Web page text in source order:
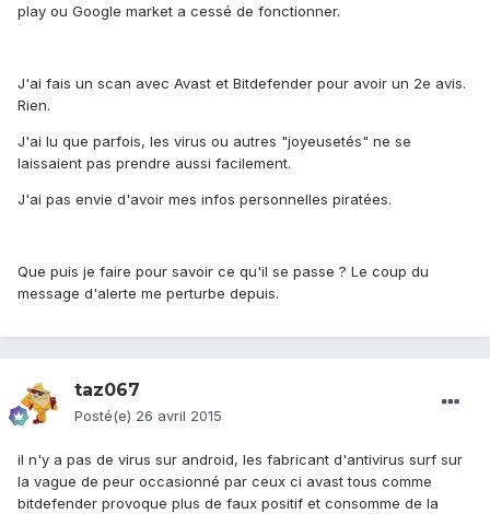
play ou Google market a cessé de fonctionner.
J'ai fais un scan avec Avast et Bitdefender pour avoir un 2e avis.
Rien.
J'ai lu que parfois, les virus ou autres "joyeusetés" ne se
laissaient pas prendre aussi facilement.
J'ai pas envie d'avoir mes infos personnelles piratées.
Que puis je faire pour savoir ce qu'il se passe ? Le coup du
message d'alerte me perturbe depuis.
taz067
Posté(e) 26 avril 2015
il n'y a pas de virus sur android, les fabricant d'antivirus surf sur
la vague de peur occasionné par ceux ci avast tous comme
bitdefender provoque plus de faux positif et consomme de la